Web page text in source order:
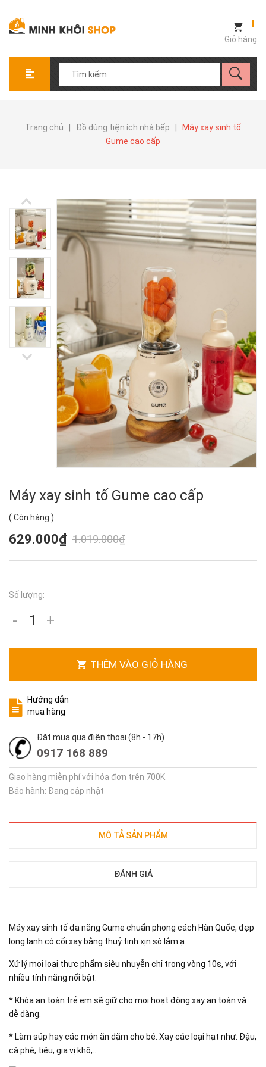
Giỏ hàng
Trang chủ Đồ dùng tiện ích nhà bếp
Máy xay sinh tố
Gume cao cấp
Máy xay sinh tố Gume cao cấp
( Còn hàng )
629.000₫ 1.019.000₫
Số lượng:
- +
THÊM VÀO GIỎ HÀNG
Hướng dẫn
mua hàng
Đặt mua qua điện thoại (8h - 17h)
0917 168 889
Giao hàng miễn phí với hóa đơn trên 700K
Bảo hành: Đang cập nhật
MÔ TẢ SẢN PHẨM
ĐÁNH GIÁ
Máy xay sinh tố đa năng Gume chuẩn phong cách Hàn Quốc, đẹp
long lanh có cối xay bằng thuỷ tinh xịn sò lắm ạ
Xử lý mọi loại thực phẩm siêu nhuyễn chỉ trong vòng 10s, với
nhiều tính năng nổi bật:
* Khóa an toàn trẻ em sẽ giữ cho mọi hoạt động xay an toàn và
dễ dàng.
* Làm súp hay các món ăn dặm cho bé. Xay các loại hạt như: Đậu,
cà phê, tiêu, gia vị khô,...